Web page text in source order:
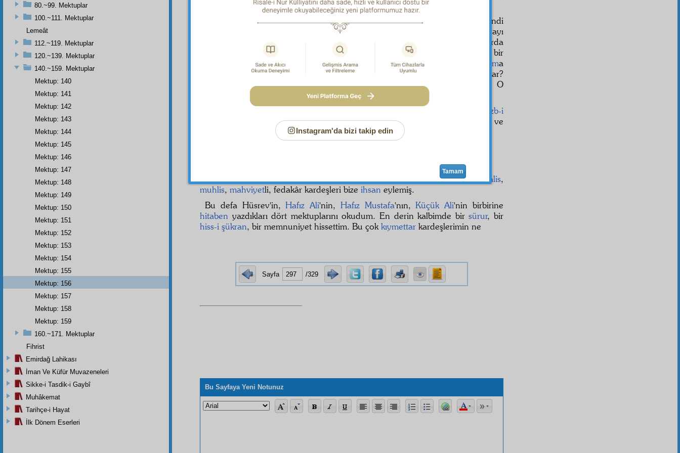
hülâsasını o casusa söyledim. Dedim ki:
"Seni gönderenlere böyle söyle. Hem de ki: On sekiz senedir bir defa kendi
i için hükûmete müracaat etmeyen ve yirmi bir aydır dünyayı
eden harplerden hiçbir haber almayan ve çok mühim makamlarda
çok mühim adamların
temaslarını
edip kabul etmeyen bir
adama, ondan korkup,
tevehhümedip, dünyanıza karışmak ihtimaliyle evhama
tarassutlarla sıkıntı vermekte hangi mânâ var? Hangi
var?
Hangi kanun var?Divaneler de bilirler ki ona ilişmekdivane
liktir" dedik. O
casus da kalktı gitti.
Hizb-i
leri olanHafız Ali, kahramanTahirî
ve
larına birer birer selâm ediyoruz.
zamanda, sizin gibi hâlis,
muhlis, mahviyetli, fedakâr kardeşleri bize ihsan eylemiş.
Bu defa Hüsrev'in,Hafız Ali'nin, Hafız Mustafa'nın,Küçük Ali'nin birbirine
hitaben yazdıkları dört mektuplarını okudum. En derin kalbimde birsürur, bir
hiss-i şükran, bir memnuniyet hissettim. Bu çok kıymettar kardeşlerimin ne
Sayfa /329
Bu Sayfaya Yeni Notunuz
80.~99. Mektuplar
100.~111. Mektuplar
Lemeât
112.~119. Mektuplar
120.~139. Mektuplar
140.~159. Mektuplar
Mektup: 140
Mektup: 141
Mektup: 142
Mektup: 143
Mektup: 144
Mektup: 145
Mektup: 146
Mektup: 147
Mektup: 148
Mektup: 149
Mektup: 150
Mektup: 151
Mektup: 152
Mektup: 153
Mektup: 154
Mektup: 155
Mektup: 156
Mektup: 157
Mektup: 158
Mektup: 159
160.~171. Mektuplar
Fihrist
Emirdağ Lahikası
İman Ve Küfür Muvazeneleri
Sikke-i Tasdik-i Gaybî
Muhâkemat
Tarihçe-i Hayat
İlk Dönem Eserleri
Instagram'da bizi takip edin
Tamam